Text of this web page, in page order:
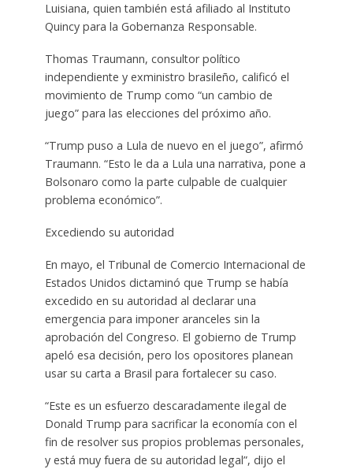
Luisiana, quien también está afiliado al Instituto
Quincy para la Gobernanza Responsable.
Thomas Traumann, consultor político
independiente y exministro brasileño, calificó el
movimiento de Trump como “un cambio de
juego” para las elecciones del próximo año.
“Trump puso a Lula de nuevo en el juego”, afirmó
Traumann. “Esto le da a Lula una narrativa, pone a
Bolsonaro como la parte culpable de cualquier
problema económico”.
Excediendo su autoridad
En mayo, el Tribunal de Comercio Internacional de
Estados Unidos dictaminó que Trump se había
excedido en su autoridad al declarar una
emergencia para imponer aranceles sin la
aprobación del Congreso. El gobierno de Trump
apeló esa decisión, pero los opositores planean
usar su carta a Brasil para fortalecer su caso.
“Este es un esfuerzo descaradamente ilegal de
Donald Trump para sacrificar la economía con el
fin de resolver sus propios problemas personales,
y está muy fuera de su autoridad legal”, dijo el